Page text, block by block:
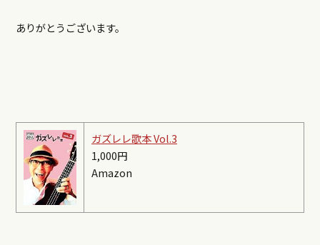
ありがとうございます。
ガズレレ歌本 Vol.3
1,000円
Amazon